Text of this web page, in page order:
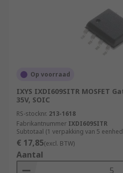
Op voorraad
IXYS IXDI609SITR MOSFET
35V, SOIC
RS-stocknr. 213-1618
Fabrikantnummer IXDI609SITR
Subtotaal (1 verpakking van 5
€ 17,85(excl. BTW)
Aantal